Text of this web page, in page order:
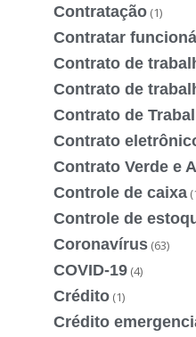
Contratação (1)
Contratar
Contrato de
Contrato de
Contrato de
Contrato
Contrato Verde e
Controle de caixa
Controle de
Coronavírus (63)
COVID-19 (4)
Crédito (1)
Crédito